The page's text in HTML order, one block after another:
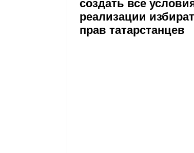
создать все
реализации
прав татарстанцев